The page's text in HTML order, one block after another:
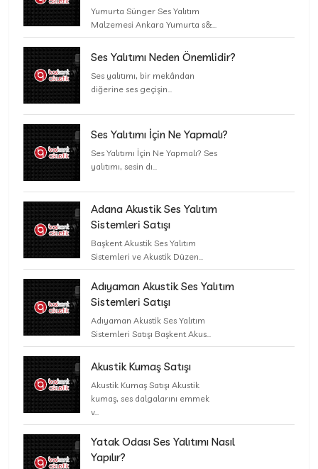
Yumurta Sünger Ses Yalıtım
Malzemesi Ankara Yumurta s&...
Ses Yalıtımı Neden Önemlidir?
Ses yalıtımı, bir mekândan
diğerine ses geçişin...
Ses Yalıtımı İçin Ne Yapmalı?
Ses Yalıtımı İçin Ne Yapmalı? Ses
yalıtımı, sesin dı...
Adana Akustik Ses Yalıtım
Sistemleri Satışı
Başkent Akustik Ses Yalıtım
Sistemleri ve Akustik Düzen...
Adıyaman Akustik Ses Yalıtım
Sistemleri Satışı
Adıyaman Akustik Ses Yalıtım
Sistemleri Satışı Başkent Akus...
Akustik Kumaş Satışı
Akustik Kumaş Satışı Akustik
kumaş, ses dalgalarını emmek
v...
Yatak Odası Ses Yalıtımı Nasıl
Yapılır?